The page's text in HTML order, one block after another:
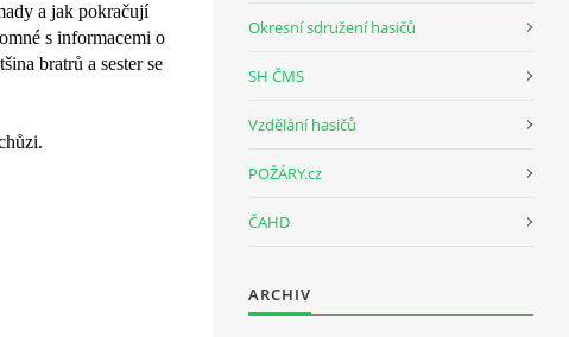
a jak pokračují
s informacemi o
bratrů a sester se
Okresní sdružení hasičů
SH ČMS
Vzdělání hasičů
POŽÁRY.cz
ČAHD
ARCHIV